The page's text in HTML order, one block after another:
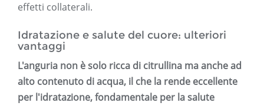
effetti collaterali.
Idratazione e salute del cuore: ulteriori
vantaggi
L'anguria non è solo ricca di citrullina ma anche ad
alto contenuto di acqua, il che la rende eccellente
per l'idratazione, fondamentale per la salute